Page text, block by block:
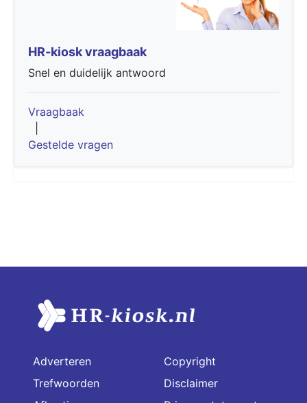
HR-kiosk vraagbaak
Snel en duidelijk antwoord
Vraagbaak
Gestelde vragen
Adverteren
Trefwoorden
Copyright
Disclaimer